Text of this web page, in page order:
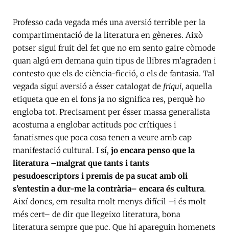
Professo cada vegada més una aversió terrible per la
compartimentació de la literatura en gèneres. Això
potser sigui fruit del fet que no em sento gaire còmode
quan algú em demana quin tipus de llibres m’agraden i
contesto que els de ciència-ficció, o els de fantasia. Tal
vegada sigui aversió a ésser catalogat de friqui, aquella
etiqueta que en el fons ja no significa res, perquè ho
engloba tot. Precisament per ésser massa generalista
acostuma a englobar actituds poc crítiques i
fanatismes que poca cosa tenen a veure amb cap
manifestació cultural. I sí, jo encara penso que la
literatura –malgrat que tants i tants
pesudoescriptors i premis de pa sucat amb oli
s’entestin a dur-me la contrària– encara és cultura.
Així doncs, em resulta molt menys difícil –i és molt
més cert– de dir que llegeixo literatura, bona
literatura sempre que puc. Que hi apareguin homenets